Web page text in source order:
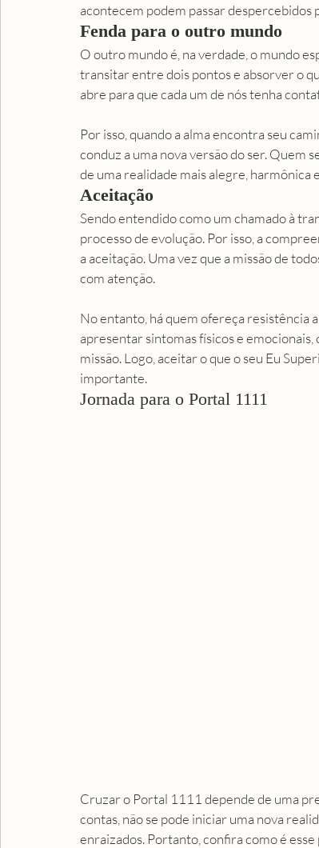
acontecem podem passar despercebidos
Fenda para o outro mundo
O outro mundo é, na verdade, o mundo
transitar entre dois pontos e absorver o
abre para que cada um de nós tenha
Por isso, quando a alma encontra seu
conduz a uma nova versão do ser. Quem
de uma realidade mais alegre, harmônica
Aceitação
Sendo entendido como um chamado à
processo de evolução. Por isso, a
a aceitação. Uma vez que a missão de
com atenção.
No entanto, há quem ofereça resistência
apresentar sintomas físicos e
missão. Logo, aceitar o que o seu Eu
importante.
Jornada para o Portal 1111
Cruzar o Portal 1111 depende de uma
contas, não se pode iniciar uma nova
enraizados. Portanto, confira como é